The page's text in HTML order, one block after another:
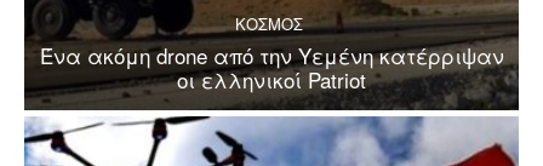
ΚΟΣΜΟΣ
Ένα ακόμη drone από την Υεμένη κατέρριψαν
οι ελληνικοί Patriot